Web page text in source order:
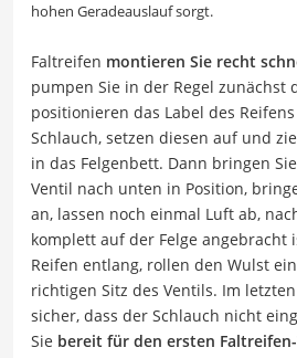
hohen Geradeauslauf sorgt.
Faltreifen montieren Sie recht
pumpen Sie in der Regel zunächst
positionieren das Label des
Schlauch, setzen diesen auf und
in das Felgenbett. Dann bringen
Ventil nach unten in Position,
an, lassen noch einmal Luft ab,
komplett auf der Felge angebracht
Reifen entlang, rollen den Wulst
richtigen Sitz des Ventils. Im
sicher, dass der Schlauch nicht
Sie bereit für den ersten